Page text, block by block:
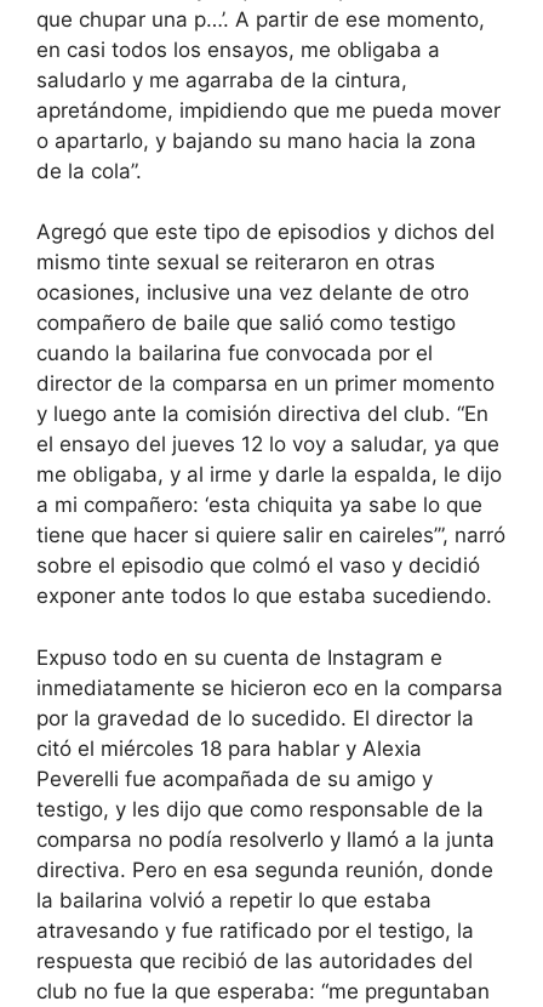
que chupar una p…’. A partir de ese momento,
en casi todos los ensayos, me obligaba a
saludarlo y me agarraba de la cintura,
apretándome, impidiendo que me pueda mover
o apartarlo, y bajando su mano hacia la zona
de la cola”.
Agregó que este tipo de episodios y dichos del
mismo tinte sexual se reiteraron en otras
ocasiones, inclusive una vez delante de otro
compañero de baile que salió como testigo
cuando la bailarina fue convocada por el
director de la comparsa en un primer momento
y luego ante la comisión directiva del club. “En
el ensayo del jueves 12 lo voy a saludar, ya que
me obligaba, y al irme y darle la espalda, le dijo
a mi compañero: ‘esta chiquita ya sabe lo que
tiene que hacer si quiere salir en caireles’”, narró
sobre el episodio que colmó el vaso y decidió
exponer ante todos lo que estaba sucediendo.
Expuso todo en su cuenta de Instagram e
inmediatamente se hicieron eco en la comparsa
por la gravedad de lo sucedido. El director la
citó el miércoles 18 para hablar y Alexia
Peverelli fue acompañada de su amigo y
testigo, y les dijo que como responsable de la
comparsa no podía resolverlo y llamó a la junta
directiva. Pero en esa segunda reunión, donde
la bailarina volvió a repetir lo que estaba
atravesando y fue ratificado por el testigo, la
respuesta que recibió de las autoridades del
club no fue la que esperaba: “me preguntaban